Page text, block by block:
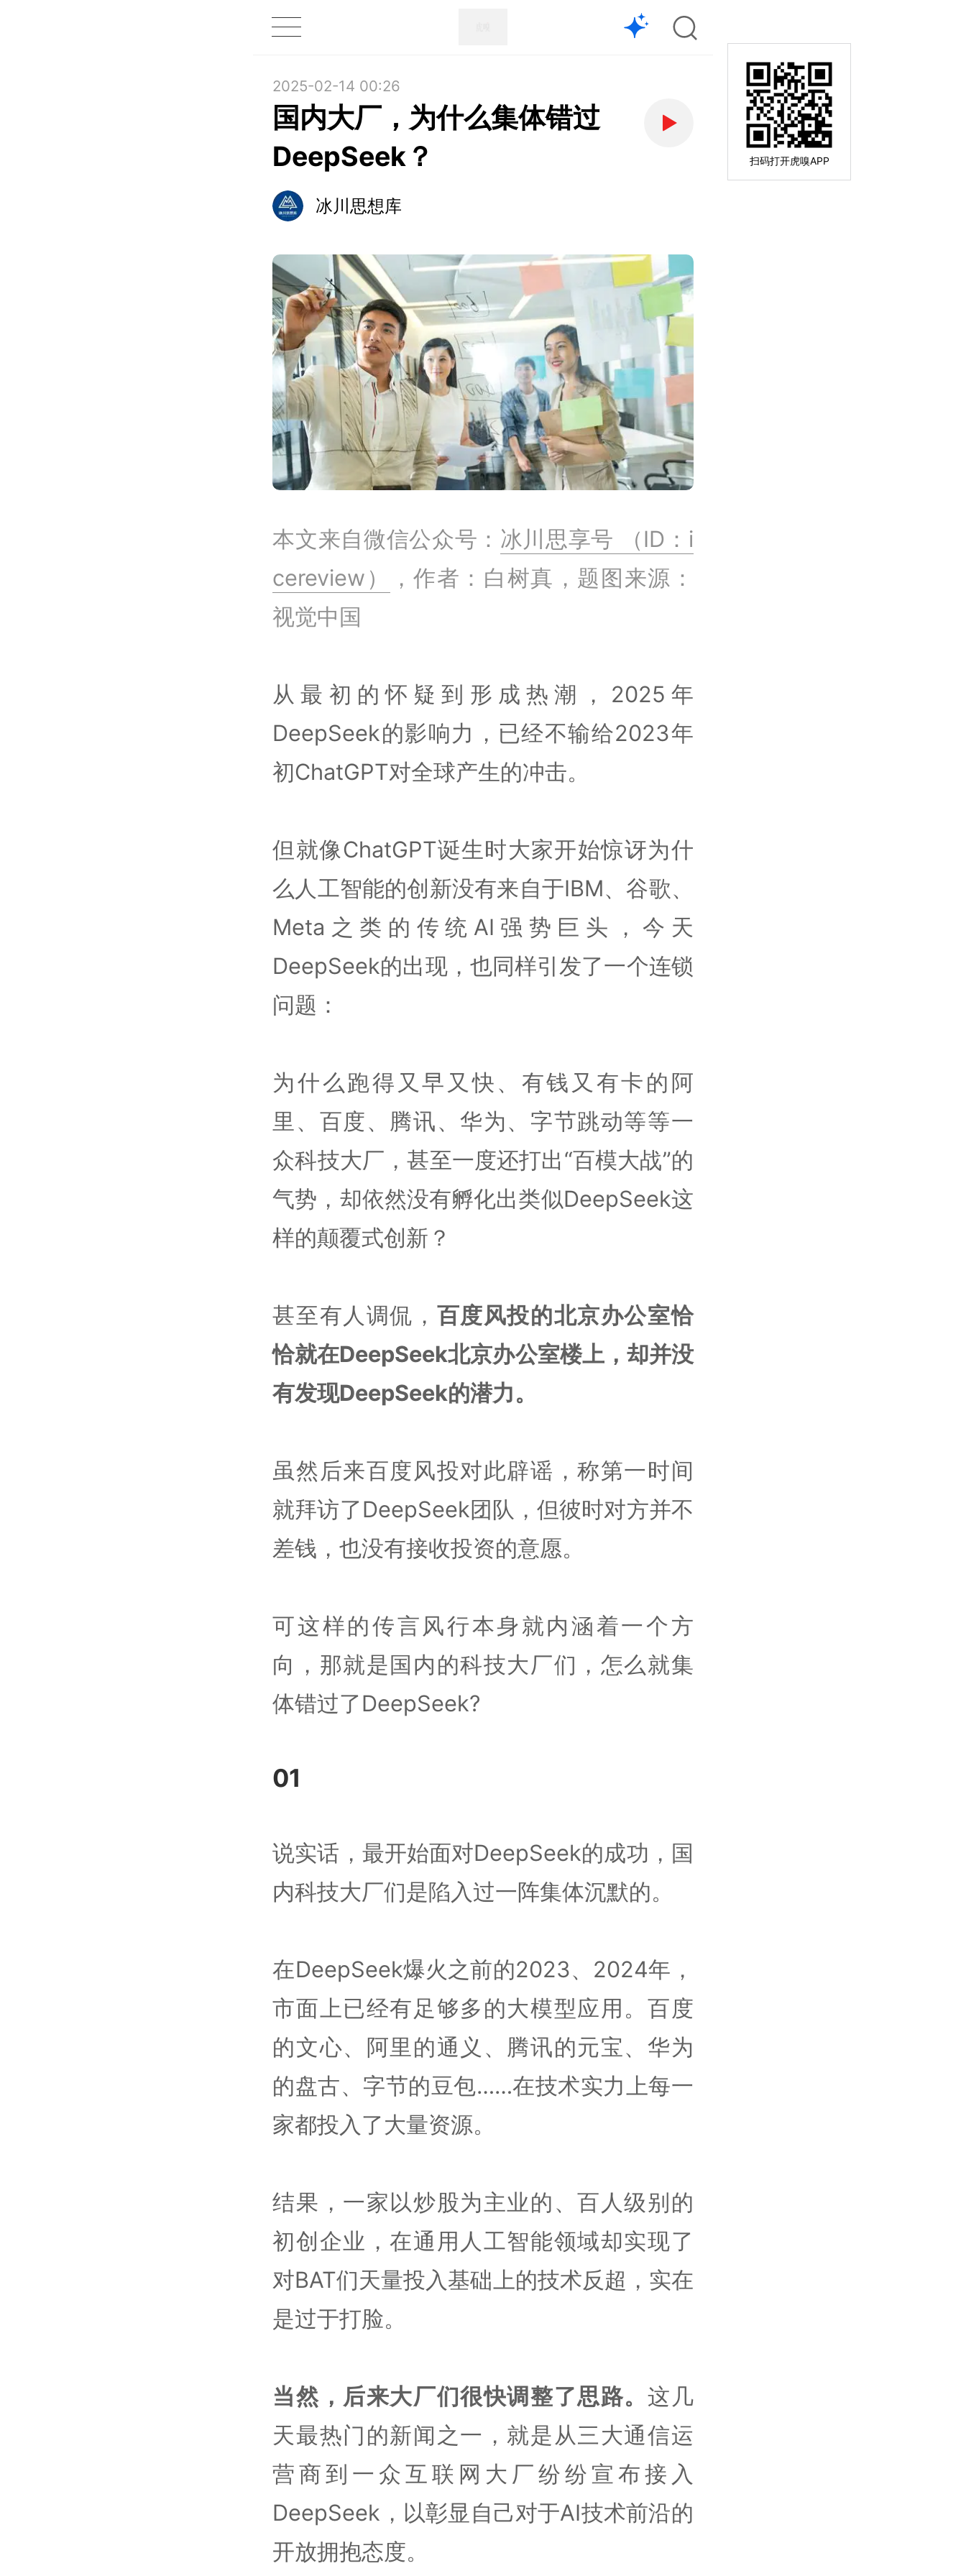
扫码打开虎嗅APP
2025-02-14 00:26
国内大厂，为什么集体错过
DeepSeek？
冰川思想库
本文来自微信公众号： 冰川思享号 （ID：i
cereview）
，作者：白树真，题图来源：
视觉中国
从最初的怀疑到形成热潮，2025年
DeepSeek的影响力，已经不输给2023年
初ChatGPT对全球产生的冲击。
但就像ChatGPT诞生时大家开始惊讶为什
么人工智能的创新没有来自于IBM、谷歌、
Meta之类的传统AI强势巨头，今天
DeepSeek的出现，也同样引发了一个连锁
问题：
为什么跑得又早又快、有钱又有卡的阿
里、百度、腾讯、华为、字节跳动等等一
众科技大厂，甚至一度还打出“百模大战”的
气势，却依然没有孵化出类似DeepSeek这
样的颠覆式创新？
甚至有人调侃， 百度风投的北京办公室恰
恰就在DeepSeek北京办公室楼上，却并没
有发现DeepSeek的潜力。
虽然后来百度风投对此辟谣，称第一时间
就拜访了DeepSeek团队，但彼时对方并不
差钱，也没有接收投资的意愿。
可这样的传言风行本身就内涵着一个方
向，那就是国内的科技大厂们，怎么就集
体错过了DeepSeek?
01
说实话，最开始面对DeepSeek的成功，国
内科技大厂们是陷入过一阵集体沉默的。
在DeepSeek爆火之前的2023、2024年，
市面上已经有足够多的大模型应用。百度
的文心、阿里的通义、腾讯的元宝、华为
的盘古、字节的豆包……在技术实力上每一
家都投入了大量资源。
结果，一家以炒股为主业的、百人级别的
初创企业，在通用人工智能领域却实现了
对BAT们天量投入基础上的技术反超，实在
是过于打脸。
当然，后来大厂们很快调整了思路。这几
天最热门的新闻之一，就是从三大通信运
营商到一众互联网大厂纷纷宣布接入
DeepSeek，以彰显自己对于AI技术前沿的
开放拥抱态度。